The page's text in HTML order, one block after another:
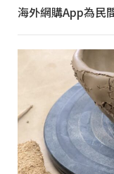
海外網購App為民